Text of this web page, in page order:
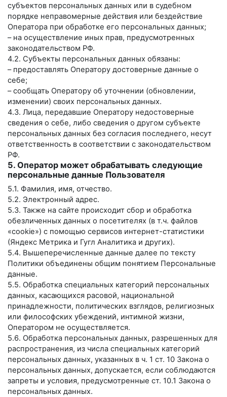
субъектов персональных данных или в судебном
порядке неправомерные действия или бездействие
Оператора при обработке его персональных данных;
– на осуществление иных прав, предусмотренных
законодательством РФ.
4.2. Субъекты персональных данных обязаны:
– предоставлять Оператору достоверные данные о
себе;
– сообщать Оператору об уточнении (обновлении,
изменении) своих персональных данных.
4.3. Лица, передавшие Оператору недостоверные
сведения о себе, либо сведения о другом субъекте
персональных данных без согласия последнего, несут
ответственность в соответствии с законодательством
РФ.
5. Оператор может обрабатывать следующие
персональные данные Пользователя
5.1. Фамилия, имя, отчество.
5.2. Электронный адрес.
5.3. Также на сайте происходит сбор и обработка
обезличенных данных о посетителях (в т.ч. файлов
«cookie») с помощью сервисов интернет-статистики
(Яндекс Метрика и Гугл Аналитика и других).
5.4. Вышеперечисленные данные далее по тексту
Политики объединены общим понятием Персональные
данные.
5.5. Обработка специальных категорий персональных
данных, касающихся расовой, национальной
принадлежности, политических взглядов, религиозных
или философских убеждений, интимной жизни,
Оператором не осуществляется.
5.6. Обработка персональных данных, разрешенных для
распространения, из числа специальных категорий
персональных данных, указанных в ч. 1 ст. 10 Закона о
персональных данных, допускается, если соблюдаются
запреты и условия, предусмотренные ст. 10.1 Закона о
персональных данных.